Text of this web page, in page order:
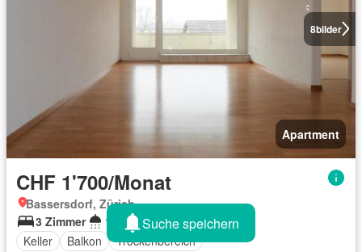
8bilder
Apartment
CHF 1'700/Monat
Bassersdorf, Zürich
3 Zimmer
1 Badezimmer
66 m²
Keller
Balkon Trockenbereich
Suche speichern